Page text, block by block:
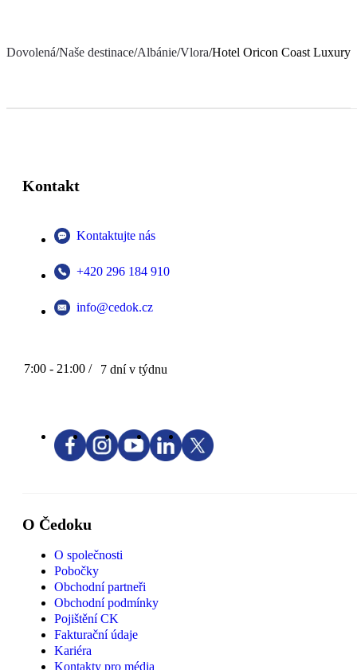
Dovolená/Naše destinace/Albánie/Vlora/Hotel Oricon Coast Luxury
Kontakt
Kontaktujte nás
+420 296 184 910
info@cedok.cz
7:00 - 21:00 / 7 dní v týdnu
O Čedoku
O společnosti
Pobočky
Obchodní partneři
Obchodní podmínky
Pojištění CK
Fakturační údaje
Kariéra
Kontakty pro média